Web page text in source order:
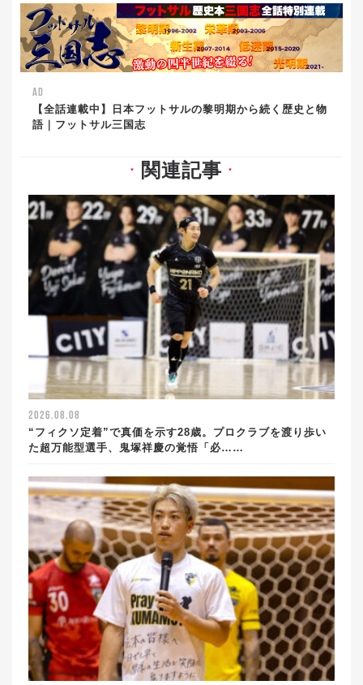
AD
【全話連載中】日本フットサルの黎明期から続く歴史と物
語｜フットサル三国志
▼ 関連記事 ▼
2026.08.08
“フィクソ定着”で真価を示す28歳。プロクラブを渡り歩い
た超万能型選手、鬼塚祥慶の覚悟「必……